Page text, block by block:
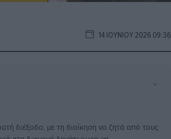
14 ΙΟΥΝΊΟΥ 2026 09:36
⌄
διέξοδο, με τη διοίκηση να ζητά από τους